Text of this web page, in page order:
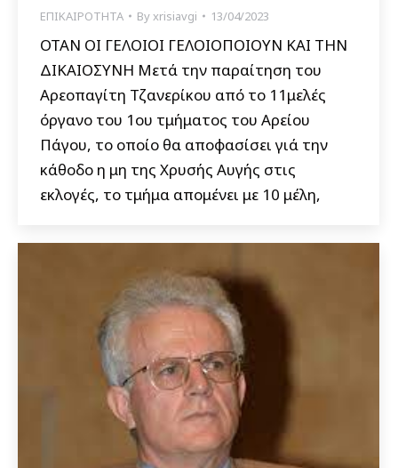
ΕΠΙΚΑΙΡΟΤΗΤΑ Byxrisiavgi 13/04/2023
ΟΤΑΝ ΟΙ ΓΕΛΟΙΟΙ ΓΕΛΟΙΟΠΟΙΟΥΝ ΚΑΙ ΤΗΝ
ΔΙΚΑΙΟΣΥΝΗ Μετά την παραίτηση του
Αρεοπαγίτη Τζανερίκου από το 11μελές
όργανο του 1ου τμήματος του Αρείου
Πάγου, το οποίο θα αποφασίσει γιά την
κάθοδο η μη της Χρυσής Αυγής στις
εκλογές, το τμήμα απομένει με 10 μέλη,